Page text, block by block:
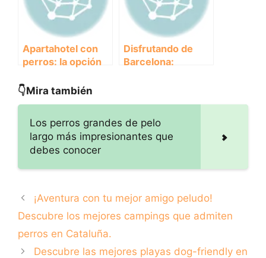
Apartahotel con
perros: la opción
viajar en familia
Disfrutando de
Barcelona:
👇Mira también
Los perros grandes de pelo
largo más impresionantes que
debes conocer
¡Aventura con tu mejor amigo peludo!
Descubre los mejores campings que admiten
perros en Cataluña.
Descubre las mejores playas dog-friendly en